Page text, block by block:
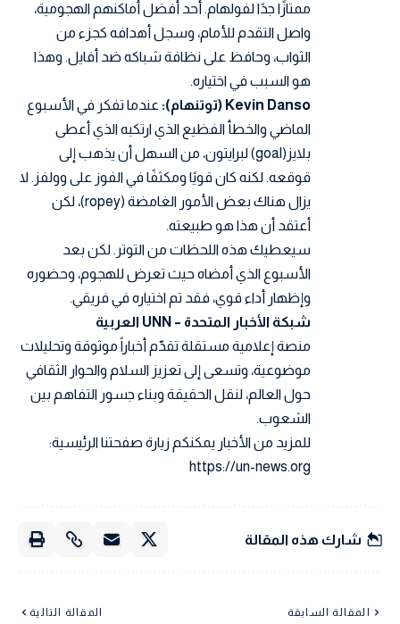
ممتازًا جدًا لفولهام. أحد أفضل أماكنهم الهجومية،
واصل التقدم للأمام، وسجل أهدافه كجزء من
الثواب، وحافظ على نظافة شباكه ضد أفايل. وهذا
هو السبب في اختياره.
Kevin Danso (توتنهام):
عندما تفكر في الأسبوع
الماضي والخطأ الفظيع الذي ارتكبه الذي أعطى
بلايز(goal) لبرايتون، من السهل أن يذهب إلى
قوقعه. لكنه كان قويًا ومكثفًا في الفوز على وولفز. لا
يزال هناك بعض الأمور الغامضة (ropey)، لكن
أعتقد أن هذا هو طبيعته.
سيعطيك هذه اللحظات من التوتر. لكن بعد
الأسبوع الذي أمضاه حيث تعرض للهجوم، وحضوره
وإظهار أداء قوي، فقد تم اختياره في فريقي.
شبكة الأخبار المتحدة – UNN العربية
منصة إعلامية مستقلة تقدّم أخباراً موثوقة وتحليلات
موضوعية، وتسعى إلى تعزيز السلام والحوار الثقافي
حول العالم، لنقل الحقيقة وبناء جسور التفاهم بين
الشعوب.
للمزيد من الأخبار يمكنكم زيارة صفحتنا الرئيسية:
https://un-news.org
شارك هذه المقالة
المقالة السابقة المقالة التالية